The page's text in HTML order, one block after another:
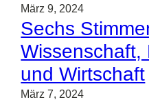
März 9, 2024
Sechs
Wissenschaft,
und Wirtschaft
März 7, 2024